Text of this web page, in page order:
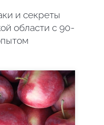
и секреты
области с 90-